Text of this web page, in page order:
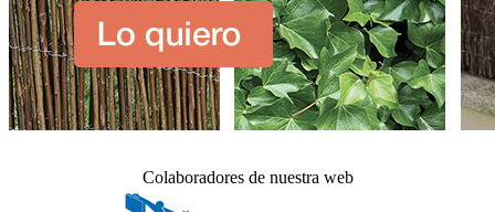
Colaboradores de nuestra web